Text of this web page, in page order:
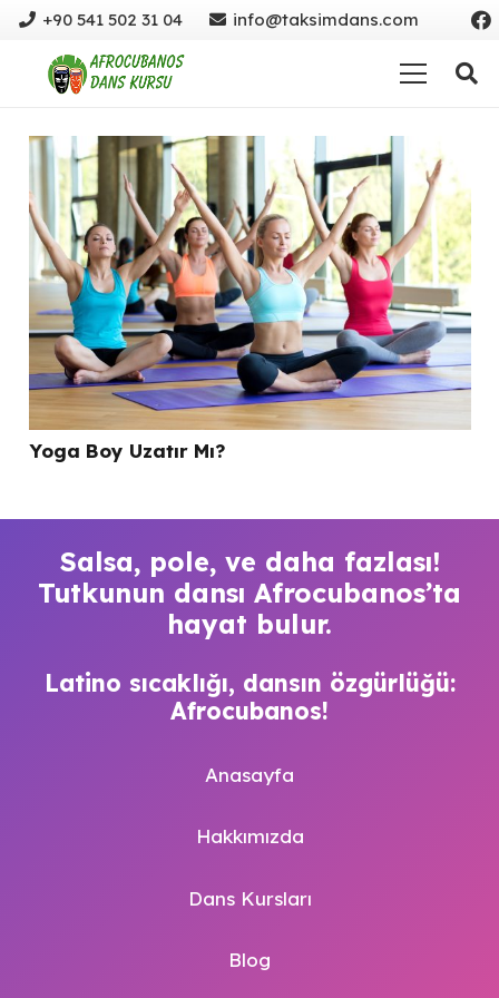
+90 541 502 31 04 info@taksimdans.com
Yoga Boy Uzatır Mı?
Salsa, pole, ve daha fazlası!
Tutkunun dansı Afrocubanos’ta
hayat bulur.
Latino sıcaklığı, dansın özgürlüğü:
Afrocubanos!
Anasayfa
Hakkımızda
Dans Kursları
Blog